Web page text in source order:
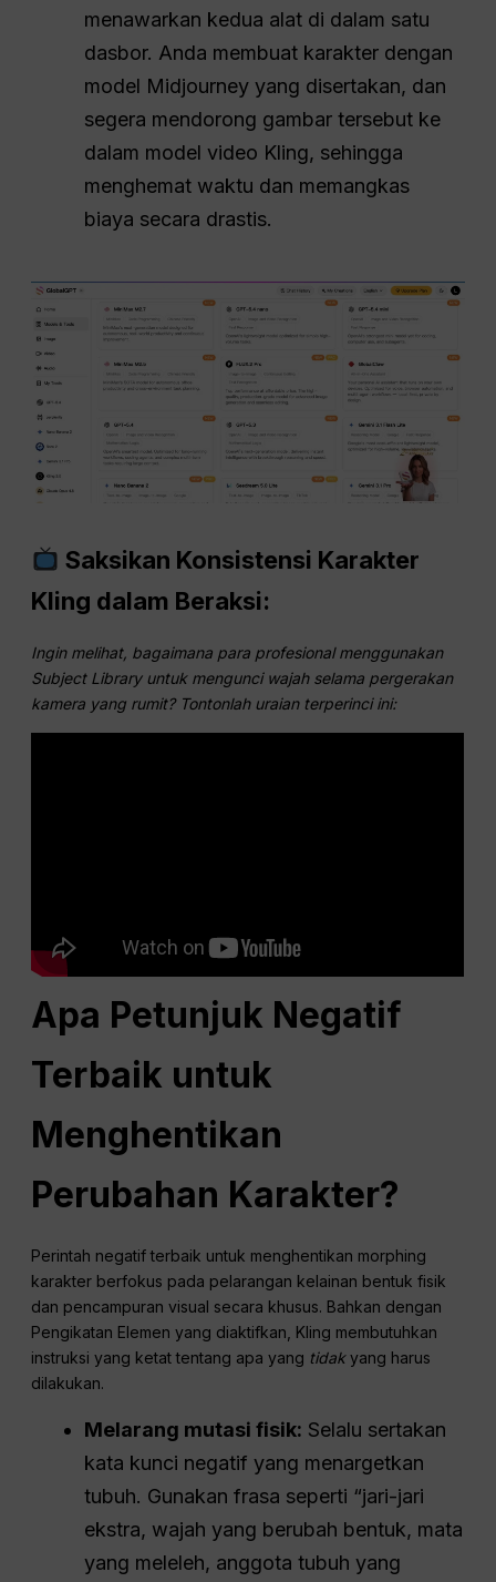
menawarkan kedua alat di dalam satu
dasbor. Anda membuat karakter dengan
model Midjourney yang disertakan, dan
segera mendorong gambar tersebut ke
dalam model video Kling, sehingga
menghemat waktu dan memangkas
biaya secara drastis.
Saksikan Konsistensi Karakter
Kling dalam Beraksi:
Ingin melihat, bagaimana para profesional menggunakan
Subject Library untuk mengunci wajah selama pergerakan
kamera yang rumit? Tontonlah uraian terperinci ini:
Apa Petunjuk Negatif
Terbaik untuk
Menghentikan
Perubahan Karakter?
Perintah negatif terbaik untuk menghentikan morphing
karakter berfokus pada pelarangan kelainan bentuk fisik
dan pencampuran visual secara khusus. Bahkan dengan
Pengikatan Elemen yang diaktifkan, Kling membutuhkan
instruksi yang ketat tentang apa yang tidakyang harus
dilakukan.
Melarang mutasi fisik: Selalu sertakan
kata kunci negatif yang menargetkan
tubuh. Gunakan frasa seperti “jari-jari
ekstra, wajah yang berubah bentuk, mata
yang meleleh, anggota tubuh yang